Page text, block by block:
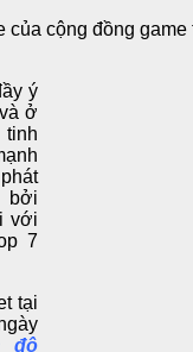
ý
ở
tinh
bởi
với
7
tại
độ